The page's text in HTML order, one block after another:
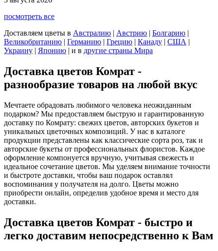
посмотреть все
Доставляем цветы в Австралию | Австрию | Болгарию |
Великобританию | Германию | Грецию | Канаду | США |
Украину | Японию | и в другие страны Мира
Доставка цветов Комрат -
разнообразие товаров на любой вкус
Мечтаете обрадовать любимого человека неожиданным
подарком? Мы предоставляем быструю и гарантированную
доставку по Комрату: свежих цветов, авторских букетов и
уникальных цветочных композиций. У нас в каталоге
продукции представлены как классические сорта роз, так и
авторские букеты от профессиональных флористов. Каждое
оформление компонуется вручную, учитывая свежесть и
идеальное сочетание цветов. Мы уделяем внимание точности
и быстроте доставки, чтобы ваш подарок оставлял
воспоминания у получателя на долго. Цветы можно
приобрести онлайн, определив удобное время и место для
доставки.
Доставка цветов Комрат - быстро и
легко доставим непосредственно к Вам